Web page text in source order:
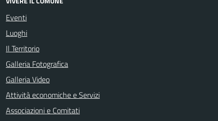
Eventi
Luoghi
Il Territorio
Galleria Fotografica
Galleria Video
Attività economiche e Servizi
Associazioni e Comitati